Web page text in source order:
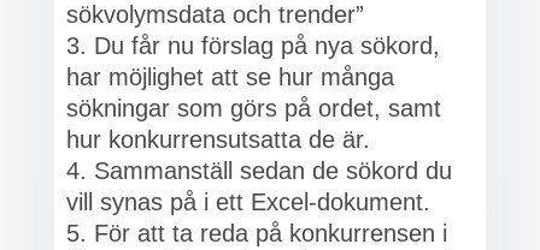
sökvolymsdata och trender”
Du får nu förslag på nya sökord,
har möjlighet att se hur många
sökningar som görs på ordet, samt
hur konkurrensutsatta de är.
Sammanställ sedan de sökord du
vill synas på i ett Excel-dokument.
För att ta reda på konkurrensen i